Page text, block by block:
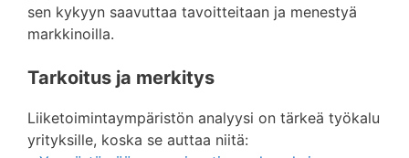
sen kykyyn saavuttaa tavoitteitaan ja menestyä
markkinoilla.
Tarkoitus ja merkitys
Liiketoimintaympäristön analyysi on tärkeä työkalu
yrityksille, koska se auttaa niitä: